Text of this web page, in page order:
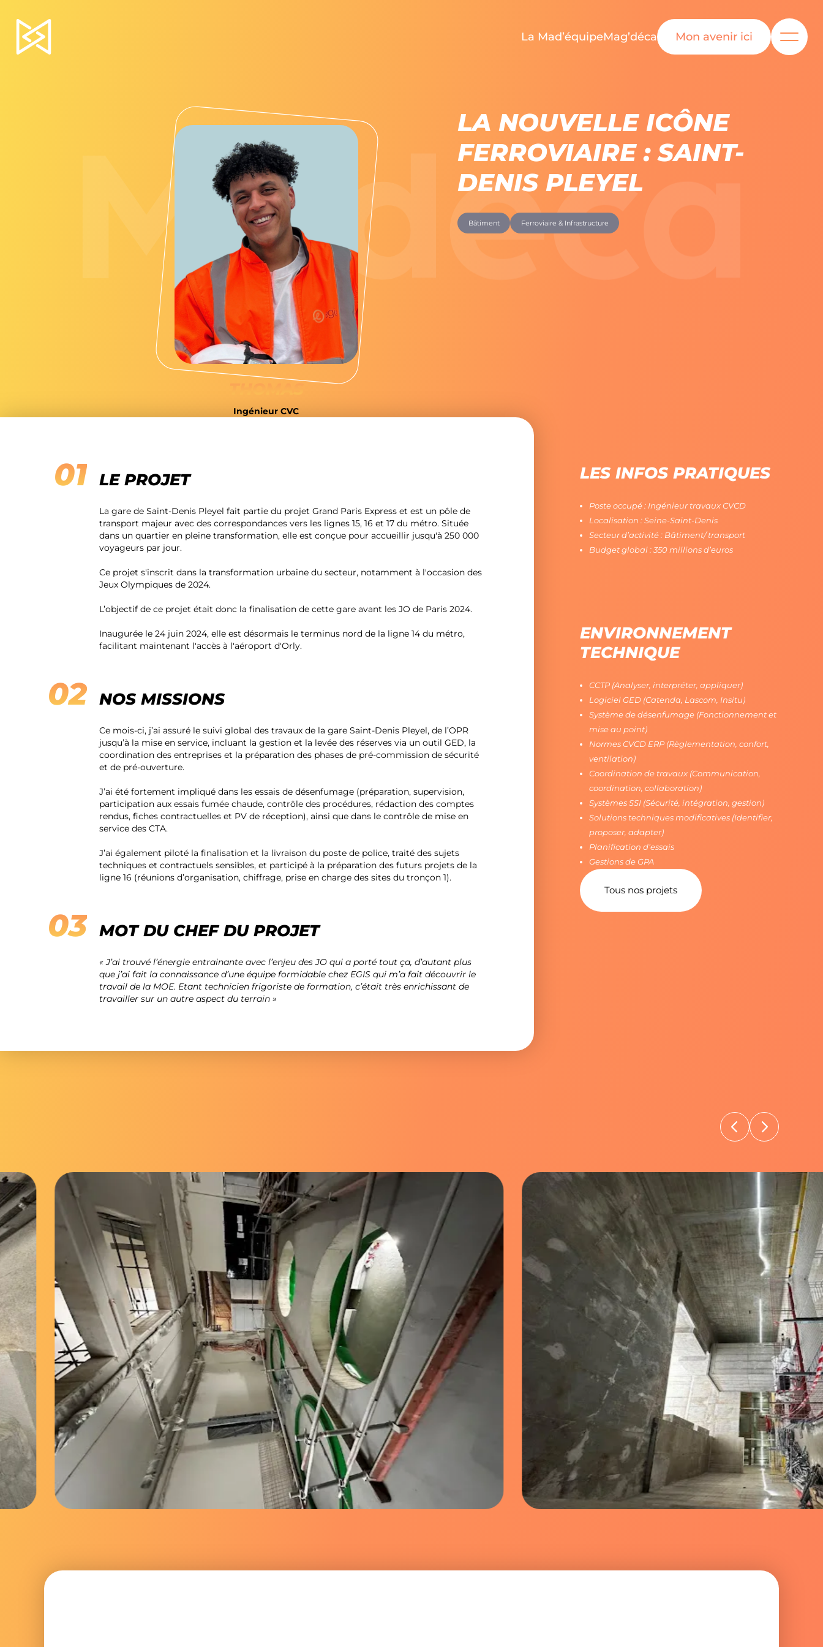
La Mad’équipeMag’déca Mon avenir ici
Ingénieur CVC
LA NOUVELLE ICÔNE
FERROVIAIRE : SAINT-
DENIS PLEYEL
Bâtiment Ferroviaire & Infrastructure
LE PROJET
La gare de Saint-Denis Pleyel fait partie du projet Grand Paris Express et est un pôle de
transport majeur avec des correspondances vers les lignes 15, 16 et 17 du métro. Située
dans un quartier en pleine transformation, elle est conçue pour accueillir jusqu'à 250 000
voyageurs par jour.
Ce projet s'inscrit dans la transformation urbaine du secteur, notamment à l'occasion des
Jeux Olympiques de 2024.
L’objectif de ce projet était donc la finalisation de cette gare avant les JO de Paris 2024.
Inaugurée le 24 juin 2024, elle est désormais le terminus nord de la ligne 14 du métro,
facilitant maintenant l'accès à l'aéroport d'Orly.
NOS MISSIONS
Ce mois-ci, j’ai assuré le suivi global des travaux de la gare Saint-Denis Pleyel, de l’OPR
jusqu’à la mise en service, incluant la gestion et la levée des réserves via un outil GED, la
coordination des entreprises et la préparation des phases de pré-commission de sécurité
et de pré-ouverture.
J’ai été fortement impliqué dans les essais de désenfumage (préparation, supervision,
participation aux essais fumée chaude, contrôle des procédures, rédaction des comptes
rendus, fiches contractuelles et PV de réception), ainsi que dans le contrôle de mise en
service des CTA.
J’ai également piloté la finalisation et la livraison du poste de police, traité des sujets
techniques et contractuels sensibles, et participé à la préparation des futurs projets de la
ligne 16 (réunions d’organisation, chiffrage, prise en charge des sites du tronçon 1).
MOT DU CHEF DU PROJET
« J’ai trouvé l’énergie entrainante avec l’enjeu des JO qui a porté tout ça, d’autant plus
que j’ai fait la connaissance d’une équipe formidable chez EGIS qui m’a fait découvrir le
travail de la MOE. Etant technicien frigoriste de formation, c’était très enrichissant de
travailler sur un autre aspect du terrain »
LES INFOS PRATIQUES
Poste occupé : Ingénieur travaux CVCD
Localisation : Seine-Saint-Denis
Secteur d’activité : Bâtiment/ transport
Budget global : 350 millions d’euros
ENVIRONNEMENT
TECHNIQUE
CCTP (Analyser, interpréter, appliquer)
Logiciel GED (Catenda, Lascom, Insitu)
Système de désenfumage (Fonctionnement et
mise au point)
Normes CVCD ERP (Règlementation, confort,
ventilation)
Coordination de travaux (Communication,
coordination, collaboration)
Systèmes SSI (Sécurité, intégration, gestion)
Solutions techniques modificatives (Identifier,
proposer, adapter)
Planification d’essais
Gestions de GPA
Tous nos projets
BIENVENUE
QUI SOMMES-NOUS ?
NOS SECTEURS
LA MAD’ÉQUIPE
Allions vos ambitions à
notre expertise, et
écrivons la suite
ensemble !
Nous écrire
BONJOUR MADECA !
Je suis consultant(e)
Je suis client(e)